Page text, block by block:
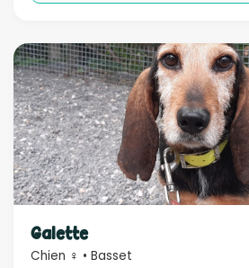
Galette
Chien ♀ • Basset
Chien
Chat
Âge
Rechercher